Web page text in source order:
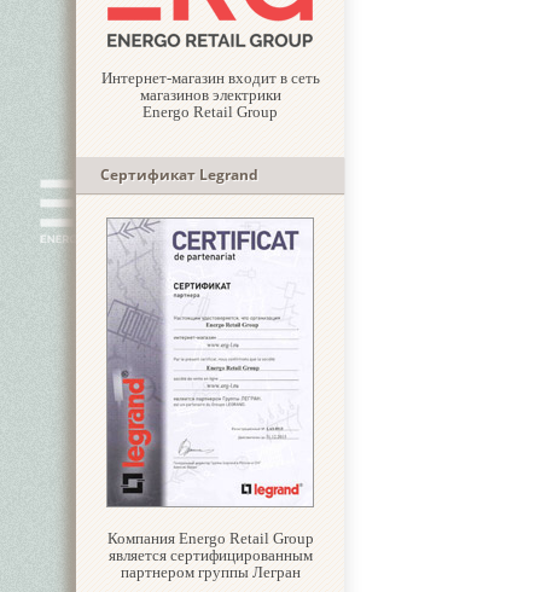
Интернет-магазин входит в сеть
магазинов электрики
Energo Retail Group
Сертификат Legrand
Компания Energo Retail Group
является сертифицированным
партнером группы Легран